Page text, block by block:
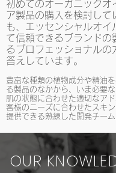
初めてのオーガニックオ
ア製品の購入を検討して
も、エッセンシャルオイ
て信頼できるブランドの
るプロフェッショナルの
答えしています。
豊富な種類の植物成分や精油
る製品のなかから、いま必要
肌の状態に合わせた適切なア
客様のニーズに合わせたスキ
提供できる熟練した開発チーム
OUR